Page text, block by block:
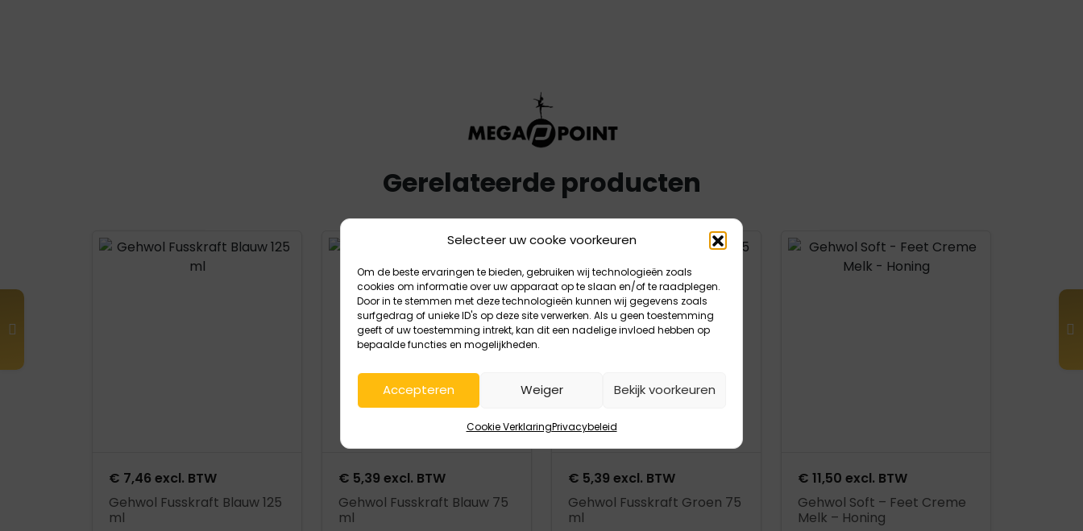
Selecteer uw cooke voorkeuren
Om de beste ervaringen te bieden, gebruiken wij technologieën zoals
cookies om informatie over uw apparaat op te slaan en/of te raadplegen.
Door in te stemmen met deze technologieën kunnen wij gegevens zoals
surfgedrag of unieke ID's op deze site verwerken. Als u geen toestemming
geeft of uw toestemming intrekt, kan dit een nadelige invloed hebben op
bepaalde functies en mogelijkheden.
Accepteren Weiger Bekijk voorkeuren
Cookie VerklaringPrivacybeleid
Gerelateerde producten
Product openen
€ 7,46 excl. BTW
Gehwol Fusskraft Blauw 125
ml
Product openen
€ 5,39 excl. BTW
Gehwol Fusskraft Blauw 75
ml
Product openen
€ 5,39 excl. BTW
Gehwol Fusskraft Groen 75
ml
Product openen
€ 11,50 excl. BTW
Gehwol Soft – Feet Creme
Melk – Honing